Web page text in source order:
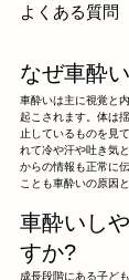
よくある質問
なぜ車酔
車酔いは主に視覚と
起こされます。体は
止しているものを見
れて冷や汗や吐き気
からの情報も正常に
ことも車酔いの原因
車酔いし
すか?
成長段階にある子ど